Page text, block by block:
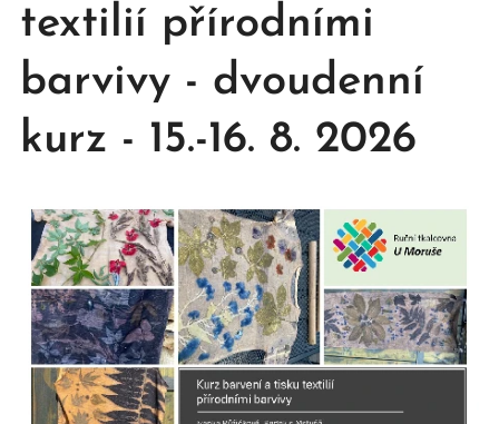
textilií přírodními
barvivy - dvoudenní
kurz - 15.-16. 8. 2026